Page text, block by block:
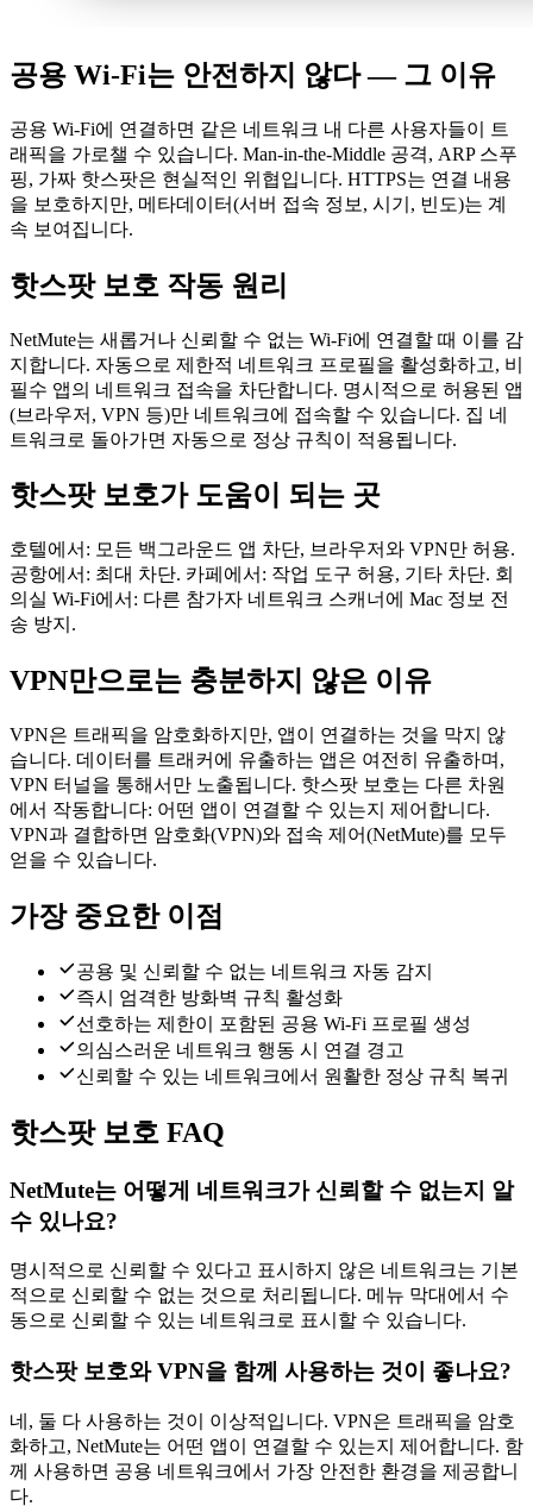
공용 Wi-Fi는 안전하지 않다 — 그 이유
공용 Wi-Fi에 연결하면 같은 네트워크 내 다른 사용자들이 트
래픽을 가로챌 수 있습니다. Man-in-the-Middle 공격, ARP 스푸
핑, 가짜 핫스팟은 현실적인 위협입니다. HTTPS는 연결 내용
을 보호하지만, 메타데이터(서버 접속 정보, 시기, 빈도)는 계
속 보여집니다.
핫스팟 보호 작동 원리
NetMute는 새롭거나 신뢰할 수 없는 Wi-Fi에 연결할 때 이를 감
지합니다. 자동으로 제한적 네트워크 프로필을 활성화하고, 비
필수 앱의 네트워크 접속을 차단합니다. 명시적으로 허용된 앱
(브라우저, VPN 등)만 네트워크에 접속할 수 있습니다. 집 네
트워크로 돌아가면 자동으로 정상 규칙이 적용됩니다.
핫스팟 보호가 도움이 되는 곳
호텔에서: 모든 백그라운드 앱 차단, 브라우저와 VPN만 허용.
공항에서: 최대 차단. 카페에서: 작업 도구 허용, 기타 차단. 회
의실 Wi-Fi에서: 다른 참가자 네트워크 스캐너에 Mac 정보 전
송 방지.
VPN만으로는 충분하지 않은 이유
VPN은 트래픽을 암호화하지만, 앱이 연결하는 것을 막지 않
습니다. 데이터를 트래커에 유출하는 앱은 여전히 유출하며,
VPN 터널을 통해서만 노출됩니다. 핫스팟 보호는 다른 차원
에서 작동합니다: 어떤 앱이 연결할 수 있는지 제어합니다.
VPN과 결합하면 암호화(VPN)와 접속 제어(NetMute)를 모두
얻을 수 있습니다.
가장 중요한 이점
공용 및 신뢰할 수 없는 네트워크 자동 감지
즉시 엄격한 방화벽 규칙 활성화
선호하는 제한이 포함된 공용 Wi-Fi 프로필 생성
의심스러운 네트워크 행동 시 연결 경고
신뢰할 수 있는 네트워크에서 원활한 정상 규칙 복귀
핫스팟 보호 FAQ
NetMute는 어떻게 네트워크가 신뢰할 수 없는지 알
수 있나요?
명시적으로 신뢰할 수 있다고 표시하지 않은 네트워크는 기본
적으로 신뢰할 수 없는 것으로 처리됩니다. 메뉴 막대에서 수
동으로 신뢰할 수 있는 네트워크로 표시할 수 있습니다.
핫스팟 보호와 VPN을 함께 사용하는 것이 좋나요?
네, 둘 다 사용하는 것이 이상적입니다. VPN은 트래픽을 암호
화하고, NetMute는 어떤 앱이 연결할 수 있는지 제어합니다. 함
께 사용하면 공용 네트워크에서 가장 안전한 환경을 제공합니
다.